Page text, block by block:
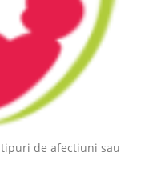
de afectiuni sau